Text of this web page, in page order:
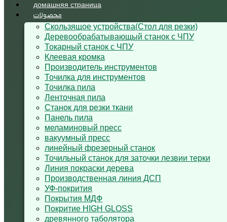
домашняя страница
محصولات
Cкользящoe устройствa(Стол для резки)
Деревообрабатывающый станок с ЧПУ
Токарный станок с ЧПУ
Клеевая кромка
Производитель инструментов
Точилка для инструментов
Точилка пила
Ленточная пила
Станок для резки ткани
Панель пила
меламиновый пресс
вакуумный пресс
линейный фрезерный станок
Точильный станок для заточки лезвии терки
Линия покраски дерева
Производственная линия ДСП
УФ-покрития
Покрытия МДФ
Покритие HIGH GLOSS
древянного таболятора